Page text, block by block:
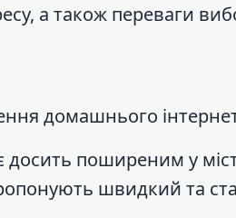
а також переваги
домашнього
досить поширеним у
швидкий та